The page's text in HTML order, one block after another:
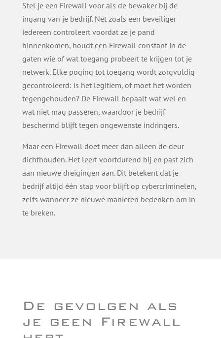
Stel je een Firewall voor als de bewaker bij de
ingang van je bedrijf. Net zoals een beveiliger
iedereen controleert voordat ze je pand
binnenkomen, houdt een Firewall constant in de
gaten wie of wat toegang probeert te krijgen tot je
netwerk. Elke poging tot toegang wordt zorgvuldig
gecontroleerd: is het legitiem, of moet het worden
tegengehouden? De Firewall bepaalt wat wel en
wat niet mag passeren, waardoor je bedrijf
beschermd blijft tegen ongewenste indringers.
Maar een Firewall doet meer dan alleen de deur
dichthouden. Het leert voortdurend bij en past zich
aan nieuwe dreigingen aan. Dit betekent dat je
bedrijf altijd één stap voor blijft op cybercriminelen,
zelfs wanneer ze nieuwe manieren bedenken om in
te breken.
De gevolgen als
je geen Firewall